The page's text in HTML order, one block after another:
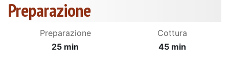
Preparazione
Preparazione
25 min
Cottura
45 min